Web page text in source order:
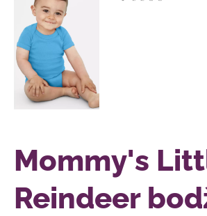
Mommy's
Reindeer